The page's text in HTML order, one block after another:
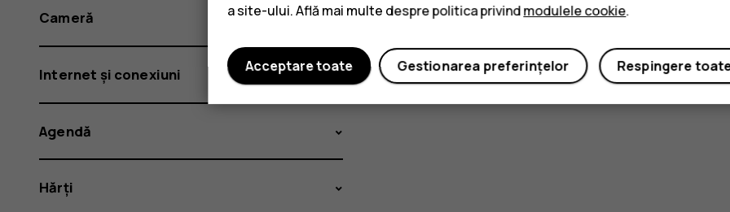
Cameră
Internet și conexiuni
Agendă
Hărți
a site-ului. Află mai multe despre politica privindmodulele cookie.
Respingere
Gestionarea preferințelor
Acceptare toate